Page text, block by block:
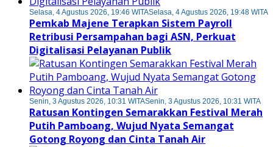
Selasa, 4 Agustus 2026, 19:46 WITASelasa, 4 Agustus 2026, 19:48 WITA
Pemkab Majene Terapkan Sistem Payroll
Retribusi Persampahan bagi ASN, Perkuat
Digitalisasi Pelayanan Publik
Senin, 3 Agustus 2026, 10:31 WITASenin, 3 Agustus 2026, 10:31 WITA
Ratusan Kontingen Semarakkan Festival Merah
Putih Pamboang, Wujud Nyata Semangat
Gotong Royong dan Cinta Tanah Air